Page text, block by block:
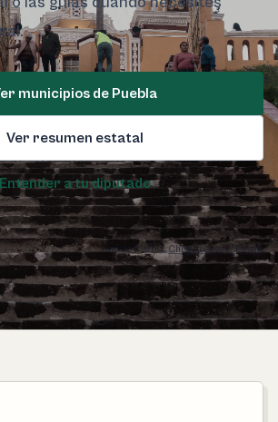
municipios de Puebla
Ver resumen estatal
a tu diputado
Foto de Puebla: Chris Luengas / Pexels